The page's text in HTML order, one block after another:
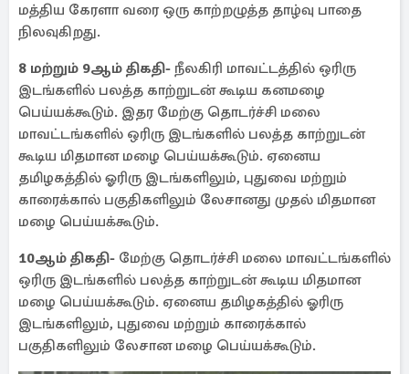
மத்திய கேரளா வரை ஒரு காற்றழுத்த தாழ்வு பாதை
நிலவுகிறது.
8 மற்றும் 9ஆம் திகதி- நீலகிரி மாவட்டத்தில் ஒரிரு
இடங்களில் பலத்த காற்றுடன் கூடிய கனமழை
பெய்யக்கூடும். இதர மேற்கு தொடர்ச்சி மலை
மாவட்டங்களில் ஒரிரு இடங்களில் பலத்த காற்றுடன்
கூடிய மிதமான மழை பெய்யக்கூடும். ஏனைய
தமிழகத்தில் ஓரிரு இடங்களிலும், புதுவை மற்றும்
காரைக்கால் பகுதிகளிலும் லேசானது முதல் மிதமான
மழை பெய்யக்கூடும்.
10ஆம் திகதி- மேற்கு தொடர்ச்சி மலை மாவட்டங்களில்
ஒரிரு இடங்களில் பலத்த காற்றுடன் கூடிய மிதமான
மழை பெய்யக்கூடும். ஏனைய தமிழகத்தில் ஓரிரு
இடங்களிலும், புதுவை மற்றும் காரைக்கால்
பகுதிகளிலும் லேசான மழை பெய்யக்கூடும்.